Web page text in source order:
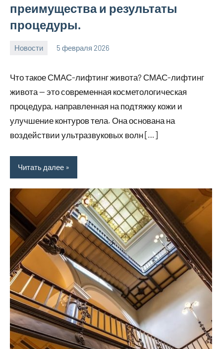
преимущества и результаты
процедуры.
Новости 5 февраля 2026
Что такое СМАС-лифтинг живота? СМАС-лифтинг
живота — это современная косметологическая
процедура, направленная на подтяжку кожи и
улучшение контуров тела. Она основана на
воздействии ультразвуковых волн […]
Читать далее